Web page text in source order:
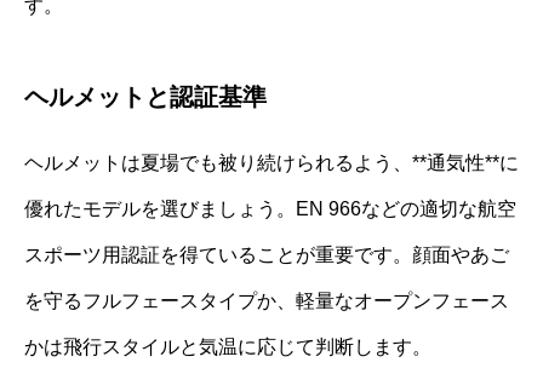
す。
ヘルメットと認証基準
ヘルメットは夏場でも被り続けられるよう、**通気性**に
優れたモデルを選びましょう。EN 966などの適切な航空
スポーツ用認証を得ていることが重要です。顔面やあご
を守るフルフェースタイプか、軽量なオープンフェース
かは飛行スタイルと気温に応じて判断します。